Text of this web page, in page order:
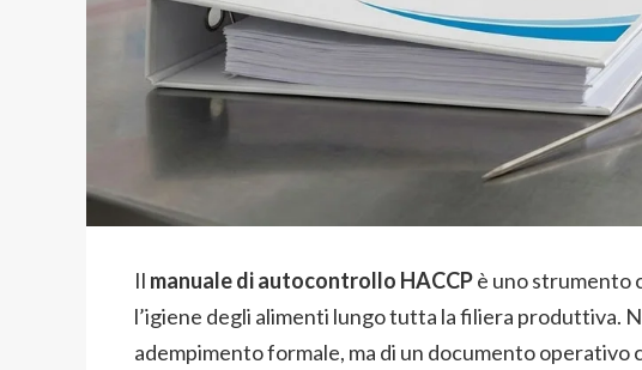
Il manuale di autocontrollo HACCPè uno strumento
l’igiene degli alimenti lungo tutta la filiera produttiva.
adempimento formale, ma di un documento operativo